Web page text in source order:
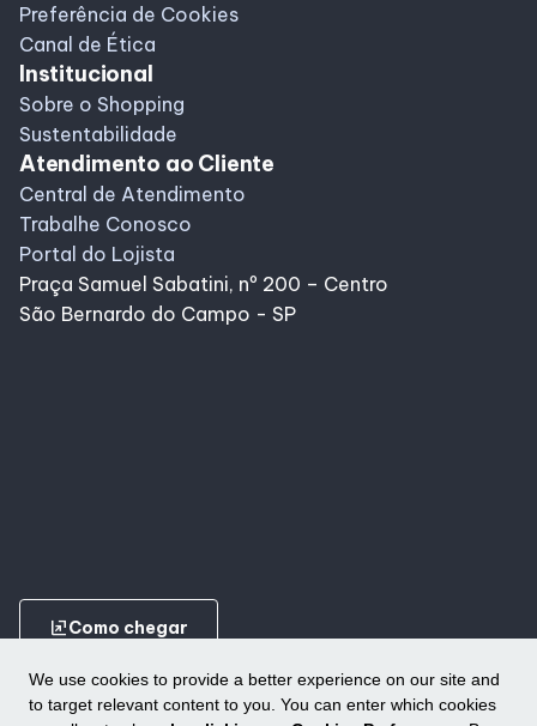
We use cookies to provide a better experience on our site and
to target relevant content to you. You can enter which cookies
Preferência de Cookies
Canal de Ética
Institucional
Sobre o Shopping
Sustentabilidade
Atendimento ao Cliente
Central de Atendimento
Trabalhe Conosco
Portal do Lojista
Praça Samuel Sabatini, nº 200 – Centro
São Bernardo do Campo - SP
ungroupComo chegar